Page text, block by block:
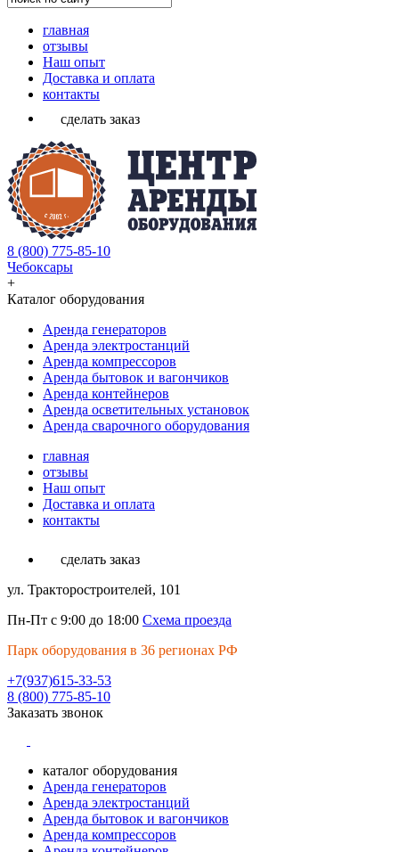
главная
отзывы
Наш опыт
Доставка и оплата
контакты
сделать заказ
8 (800) 775-85-10
Чебоксары
+
Каталог оборудования
Аренда генераторов
Аренда электростанций
Аренда компрессоров
Аренда бытовок и вагончиков
Аренда контейнеров
Аренда осветительных установок
Аренда сварочного оборудования
главная
отзывы
Наш опыт
Доставка и оплата
контакты
сделать заказ
ул. Тракторостроителей, 101
Пн-Пт с 9:00 до 18:00 Схема проезда
Парк оборудования в 36 регионах РФ
+7(937)615-33-53
8 (800) 775-85-10
Заказать звонок
каталог оборудования
Аренда генераторов
Аренда электростанций
Аренда бытовок и вагончиков
Аренда компрессоров